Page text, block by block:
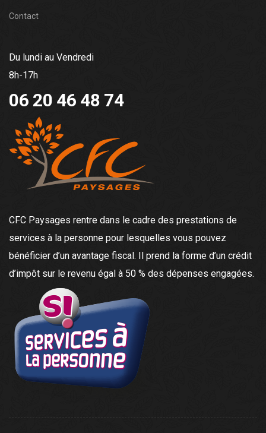
Contact
Du lundi au Vendredi
8h-17h
06 20 46 48 74
CFC Paysages rentre dans le cadre des prestations de
services à la personne pour lesquelles vous pouvez
bénéficier d’un avantage fiscal. Il prend la forme d’un crédit
d’impôt sur le revenu égal à 50 % des dépenses engagées.